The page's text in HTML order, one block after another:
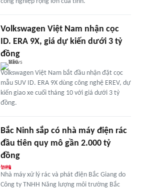
Volkswagen Việt Nam nhận cọc
ID. ERA 9X, giá dự kiến dưới 3 tỷ
đồng
Volkswagen Việt Nam bắt đầu nhận đặt cọc
mẫu SUV ID. ERA 9X dùng công nghệ EREV, dự
kiến giao xe cuối tháng 10 với giá dưới 3 tỷ
đồng.
Bắc Ninh sắp có nhà máy điện rác
đầu tiên quy mô gần 2.000 tỷ
đồng
Nhà máy xử lý rác và phát điện Bắc Giang do
Công ty TNHH Năng lượng môi trường Bắc